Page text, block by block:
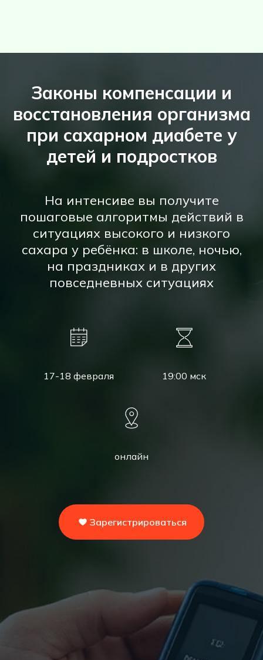
Законы компенсации и
восстановления организма
при сахарном диабете у
детей и подростков
На интенсиве вы получите
пошаговые алгоритмы действий в
ситуациях высокого и низкого
сахара у ребёнка: в школе, ночью,
на праздниках и в других
повседневных ситуациях
17-18 февраля 19:00 мск
онлайн
Зарегистрироваться